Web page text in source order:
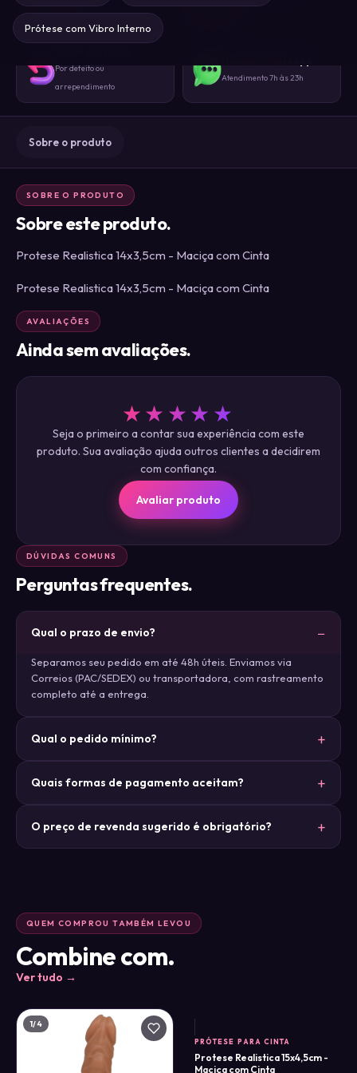
Prótese com Vibro Interno
Sem identificação externa
Por defeito ou
arrependimento
Atendimento 7h às 23h
Sobre o produto
SOBRE O PRODUTO
Sobre este produto.
Protese Realistica 14x3,5cm - Maciça com Cinta
Protese Realistica 14x3,5cm - Maciça com Cinta
AVALIAÇÕES
Ainda sem avaliações.
★★★★★
Seja o primeiro a contar sua experiência com este
produto. Sua avaliação ajuda outros clientes a decidirem
com confiança.
Avaliar produto
DÚVIDAS COMUNS
Perguntas frequentes.
Qual o prazo de envio?
Separamos seu pedido em até 48h úteis. Enviamos via
Correios (PAC/SEDEX) ou transportadora, com rastreamento
completo até a entrega.
Qual o pedido mínimo?
Quais formas de pagamento aceitam?
O preço de revenda sugerido é obrigatório?
QUEM COMPROU TAMBÉM LEVOU
Combine com.
Ver tudo →
1/4
PRÓTESE PARA CINTA
Protese Realistica 15x4,5cm -
Maciça com Cinta